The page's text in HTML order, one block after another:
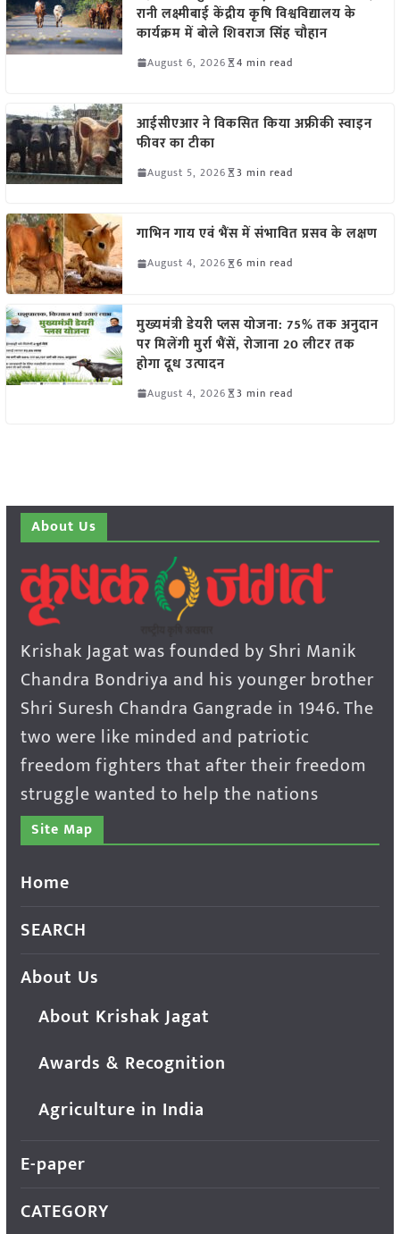
रानी लक्ष्मीबाई केंद्रीय कृषि विश्वविद्यालय के
कार्यक्रम में बोले शिवराज सिंह चौहान
August 6, 2026 4 min read
आईसीएआर ने विकसित किया अफ्रीकी स्वाइन
फीवर का टीका
August 5, 2026 3 min read
गाभिन गाय एवं भैंस में संभावित प्रसव के लक्षण
August 4, 2026 6 min read
मुख्यमंत्री डेयरी प्लस योजना: 75% तक अनुदान
पर मिलेंगी मुर्रा भैंसें, रोजाना 20 लीटर तक
होगा दूध उत्पादन
August 4, 2026 3 min read
About Us
Krishak Jagat was founded by Shri Manik
Chandra Bondriya and his younger brother
Shri Suresh Chandra Gangrade in 1946. The
two were like minded and patriotic
freedom fighters that after their freedom
struggle wanted to help the nations
Site Map
Home
SEARCH
About Us
About Krishak Jagat
Awards & Recognition
Agriculture in India
E-paper
CATEGORY